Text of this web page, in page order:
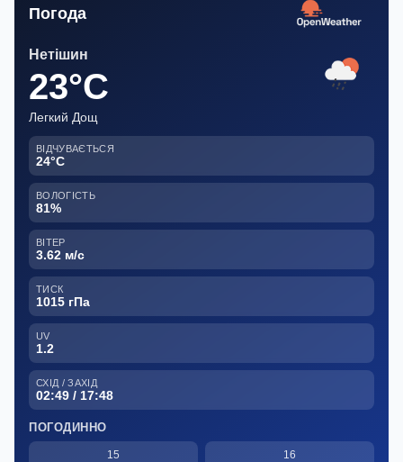
Погода
Нетішин
23°C
Легкий Дощ
ВІДЧУВАЄТЬСЯ
24°C
ВОЛОГІСТЬ
81%
ВІТЕР
3.62 м/с
ТИСК
1015 гПа
UV
1.2
СХІД / ЗАХІД
02:49 / 17:48
ПОГОДИННО
15 16